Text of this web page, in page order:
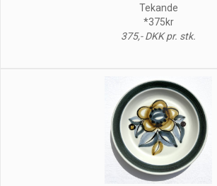
Tekande
*375kr
375,- DKK pr. stk.